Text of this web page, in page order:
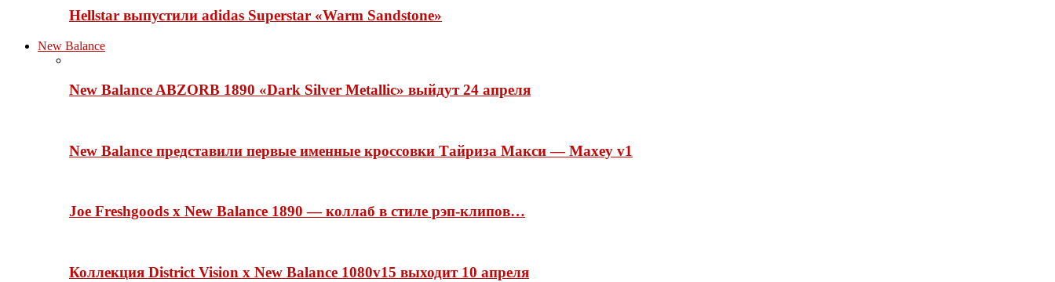
Hellstar выпустили adidas Superstar «Warm Sandstone»
New Balance
New Balance ABZORB 1890 «Dark Silver Metallic» выйдут 24 апреля
New Balance представили первые именные кроссовки Тайриза Макси — Maxey v1
Joe Freshgoods x New Balance 1890 — коллаб в стиле рэп-клипов…
Коллекция District Vision x New Balance 1080v15 выходит 10 апреля